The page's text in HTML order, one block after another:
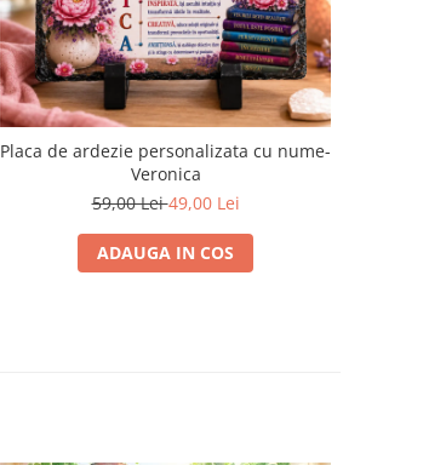
Placa de ardezie personalizata cu nume-
Veronica
59,00 Lei49,00 Lei
ADAUGA IN COS